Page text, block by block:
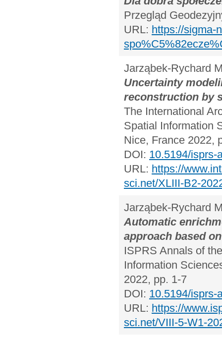
Przegląd
URL: https://sigma-
Jarząbek-Rychard
Uncertainty
reconstruction by
The International
Spatial Information
Nice, France 2022,
DOI: 10.5194/isprs-
URL: https://
sci.net/XLIII-B2-
Jarząbek-Rychard
Automatic
approach based
ISPRS Annals of
Information
2022, pp. 1-7
DOI: 10.5194/isprs-
URL: https://
sci.net/VIII-5-W1-